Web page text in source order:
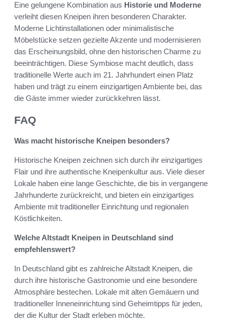
Eine gelungene Kombination aus Historie und Moderne
verleiht diesen Kneipen ihren besonderen Charakter.
Moderne Lichtinstallationen oder minimalistische
Möbelstücke setzen gezielte Akzente und modernisieren
das Erscheinungsbild, ohne den historischen Charme zu
beeinträchtigen. Diese Symbiose macht deutlich, dass
traditionelle Werte auch im 21. Jahrhundert einen Platz
haben und trägt zu einem einzigartigen Ambiente bei, das
die Gäste immer wieder zurückkehren lässt.
FAQ
Was macht historische Kneipen besonders?
Historische Kneipen zeichnen sich durch ihr einzigartiges
Flair und ihre authentische Kneipenkultur aus. Viele dieser
Lokale haben eine lange Geschichte, die bis in vergangene
Jahrhunderte zurückreicht, und bieten ein einzigartiges
Ambiente mit traditioneller Einrichtung und regionalen
Köstlichkeiten.
Welche Altstadt Kneipen in Deutschland sind
empfehlenswert?
In Deutschland gibt es zahlreiche Altstadt Kneipen, die
durch ihre historische Gastronomie und eine besondere
Atmosphäre bestechen. Lokale mit alten Gemäuern und
traditioneller Inneneinrichtung sind Geheimtipps für jeden,
der die Kultur der Stadt erleben möchte.